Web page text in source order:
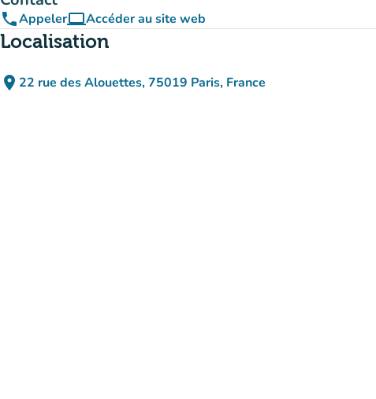
phoneAppelercomputerAccéder au site web
(nouvel onglet)
Localisation
place 22 rue des Alouettes, 75019 Paris, France
(ouvrir dans Google Maps)
(nouvel onglet)